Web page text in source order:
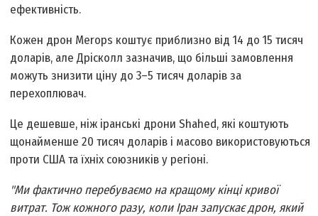
ефективність.
Кожен дрон Merops коштує приблизно від 14 до 15 тисяч
доларів, але Дрісколл зазначив, що більші замовлення
можуть знизити ціну до 3–5 тисяч доларів за
перехоплювач.
Це дешевше, ніж іранські дрони Shahed, які коштують
щонайменше 20 тисяч доларів і масово використовуються
проти США та їхніх союзників у регіоні.
"Ми фактично перебуваємо на кращому кінці кривої
витрат. Тож кожного разу, коли Іран запускає дрон, який